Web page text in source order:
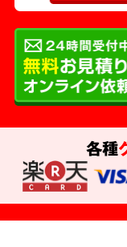
各種